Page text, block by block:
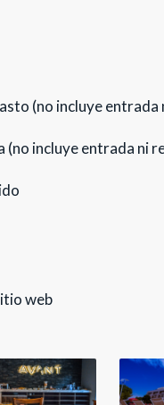
(no incluye
(no incluye entrada ni
web